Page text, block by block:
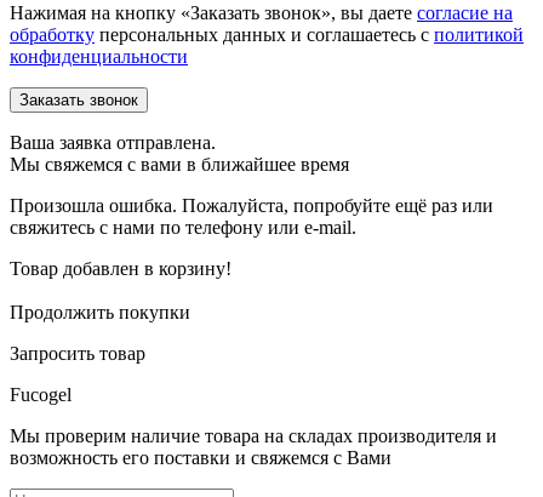
Нажимая на кнопку «Заказать звонок», вы даете согласие на
обработку персональных данных и соглашаетесь c политикой
конфиденциальности
Ваша заявка отправлена.
Мы свяжемся с вами в ближайшее время
Произошла ошибка. Пожалуйста, попробуйте ещё раз или
свяжитесь с нами по телефону или e-mail.
Товар добавлен в корзину!
Продолжить покупки
Запросить товар
Fucogel
Мы проверим наличие товара на складах производителя и
возможность его поставки и свяжемся с Вами